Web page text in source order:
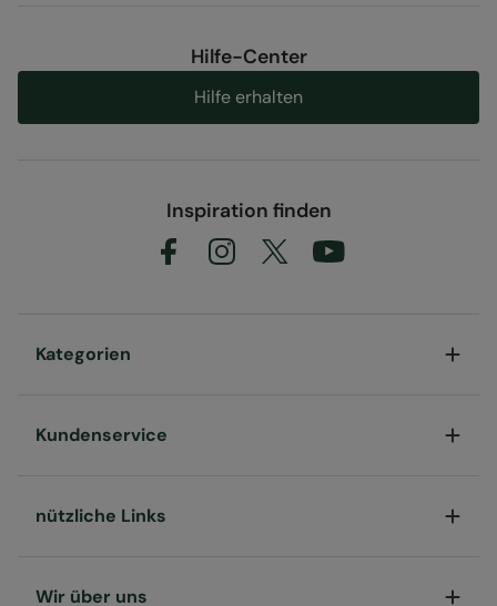
Hilfe-Center
Hilfe erhalten
Inspiration finden
Kategorien
Kundenservice
nützliche Links
Wir über uns